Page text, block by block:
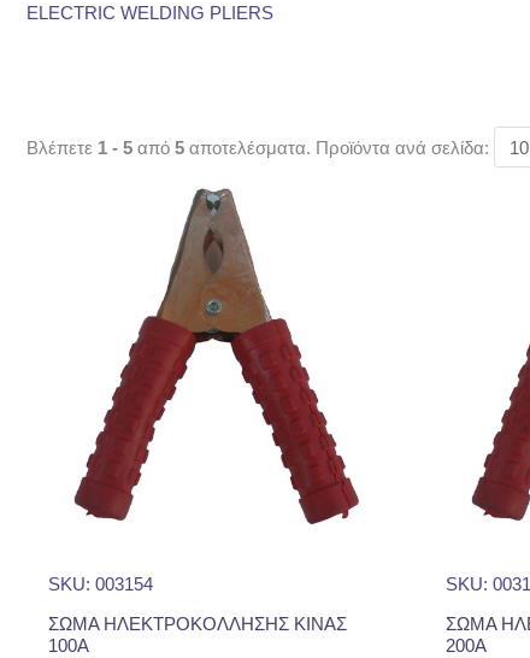
ELECTRIC WELDING PLIERS
Βλέπετε 1 - 5 από 5 αποτελέσματα. Προϊόντα ανά σελίδα:
SKU: 003154
ΣΩΜΑ ΗΛΕΚΤΡΟΚΟΛΛΗΣΗΣ ΚΙΝΑΣ
100Α
SKU:
ΣΩΜΑ
200Α